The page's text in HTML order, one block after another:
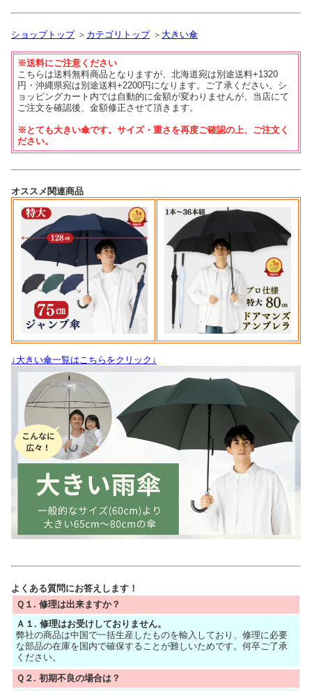
ショップトップ＞ カテゴリトップ＞ 大きい傘
※送料にご注意ください
こちらは送料無料商品となりますが、北海道宛は別途送料+1320
円・沖縄県宛は別途送料+2200円になります。ご了承ください。シ
ョッピングカート内では自動的に金額が変わりませんが、当店にて
ご注文を確認後、金額修正させて頂きます。
※とても大きい傘です。サイズ・重さを再度ご確認の上、ご注文く
ださい。
オススメ関連商品
↓大きい傘一覧はこちらをクリック↓
よくある質問にお答えします！
Ｑ１. 修理は出来ますか？
Ａ１. 修理はお受けしておりません。
弊社の商品は中国で一括生産したものを輸入しており、修理に必要
な部品の在庫を国内で確保することが難しいためです。何卒ご了承
ください。
Ｑ２. 初期不良の場合は？